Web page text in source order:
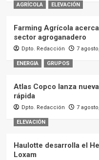
AGRÍCOLA ELEVACIÓN
Farming Agrícola
sector agroganadero
Dpto. Redacción 7
ENERGIA GRUPOS
Atlas Copco lanza
rápida
Dpto. Redacción 7
ELEVACIÓN
Haulotte desarrolla el
Loxam